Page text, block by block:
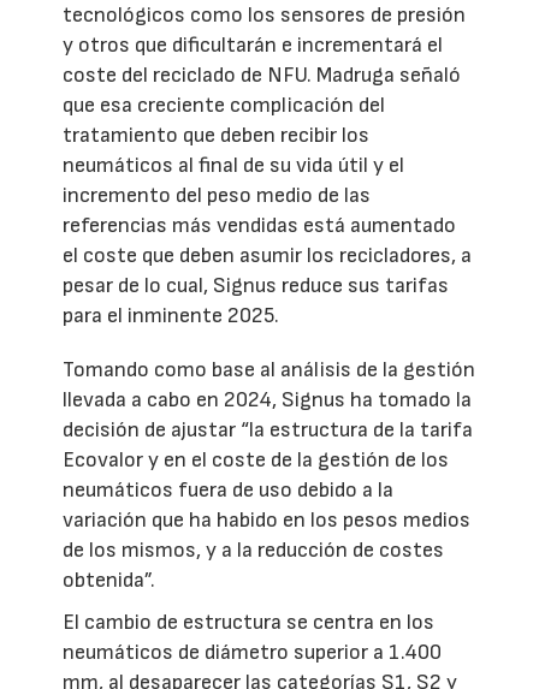
tecnológicos como los sensores de presión
y otros que dificultarán e incrementará el
coste del reciclado de NFU. Madruga señaló
que esa creciente complicación del
tratamiento que deben recibir los
neumáticos al final de su vida útil y el
incremento del peso medio de las
referencias más vendidas está aumentado
el coste que deben asumir los recicladores, a
pesar de lo cual, Signus reduce sus tarifas
para el inminente 2025.
Tomando como base al análisis de la gestión
llevada a cabo en 2024, Signus ha tomado la
decisión de ajustar “la estructura de la tarifa
Ecovalor y en el coste de la gestión de los
neumáticos fuera de uso debido a la
variación que ha habido en los pesos medios
de los mismos, y a la reducción de costes
obtenida”.
El cambio de estructura se centra en los
neumáticos de diámetro superior a 1.400
mm, al desaparecer las categorías S1, S2 y